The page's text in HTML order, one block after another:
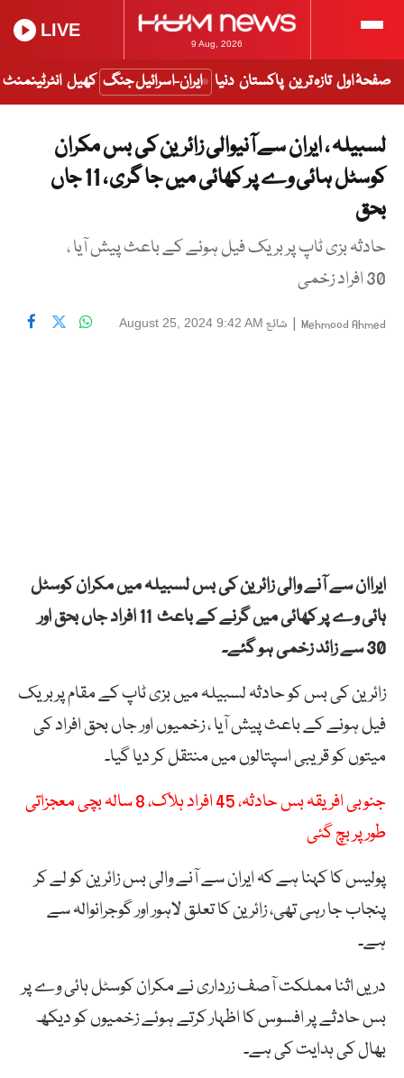
9 Aug, 2026
LIVE
صفحۂ اول تازہ ترین پاکستان دنیا ایران-اسرائیل جنگ کھیل انٹرٹینمنٹ
لسبیلہ ، ایران سے آنیوالی زائرین کی بس مکران
کوسٹل ہائی وے پر کھائی میں جا گری ، 11 جاں
بحق
حادثہ بزی ٹاپ پر بریک فیل ہونے کے باعث پیش آیا ،
30 افراد زخمی
Mehmood Ahmed
| شائع August 25, 2024 9:42 AM
ایراان سے آنے والی زائرین کی بس لسبیلہ میں مکران کوسٹل
ہائی وے پر کھائی میں گرنے کے باعث 11 افراد جاں بحق اور
30 سے زائد زخمی ہو گئے۔
زائرین کی بس کو حادثہ لسبیلہ میں بزی ٹاپ کے مقام پربریک
فیل ہونے کے باعث پیش آیا ، زخمیوں اور جاں بحق افراد کی
میتوں کو قریبی اسپتالوں میں منتقل کر دیا گیا۔
جنوبی افریقہ بس حادثہ، 45 افراد ہلاک، 8 سالہ بچی معجزاتی
طور پر بچ گئی
پولیس کا کہنا ہے کہ ایران سے آنے والی بس زائرین کو لے کر
پنجاب جا رہی تھی، زائرین کا تعلق لاہور اور گوجرانوالہ سے
ہے۔
دریں اثنا مملکت آصف زرداری نے مکران کوسٹل ہائی وے پر
بس حادثے پر افسوس کا اظہار کرتے ہوئے زخمیوں کو دیکھ
بھال کی ہدایت کی ہے۔